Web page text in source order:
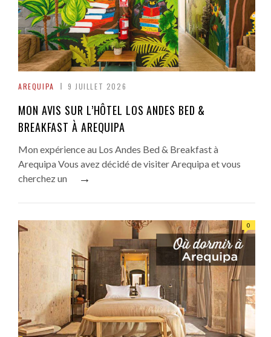
AREQUIPA 9 JUILLET 2026
MON AVIS SUR L’HÔTEL LOS ANDES BED &
BREAKFAST À AREQUIPA
Mon expérience au Los Andes Bed & Breakfast à
Arequipa Vous avez décidé de visiter Arequipa et vous
cherchez un
→
0